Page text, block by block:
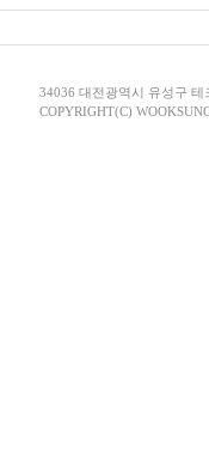
34036 대전광역시 유성구
COPYRIGHT(C)